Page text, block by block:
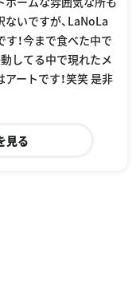
いですが、LaNoLa
！今まで食べた中で
してる中で現れたメ
ートです！笑笑 是非
見る